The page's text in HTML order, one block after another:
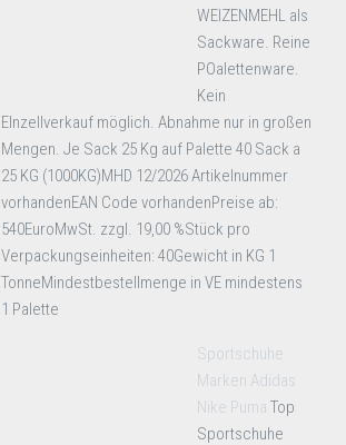
WEIZENMEHL als
Sackware. Reine
POalettenware.
Kein
EInzellverkauf möglich. Abnahme nur in großen
Mengen. Je Sack 25 Kg auf Palette 40 Sack a
25 KG (1000KG)MHD 12/2026 Artikelnummer
vorhandenEAN Code vorhandenPreise ab:
540EuroMwSt. zzgl. 19,00 %Stück pro
Verpackungseinheiten: 40Gewicht in KG 1
TonneMindestbestellmenge in VE mindestens
1 Palette
Sportschuhe
Marken Adidas
Nike Puma Top
Sportschuhe